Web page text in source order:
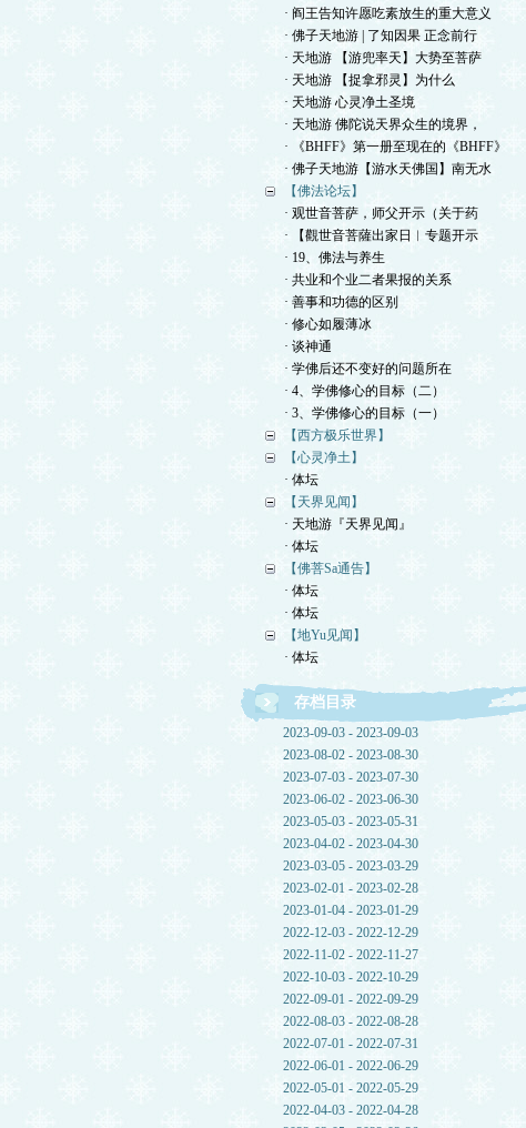
· 阎王告知许愿吃素放生的重大意义
· 佛子天地游 | 了知因果 正念前行
· 天地游 【游兜率天】大势至菩萨
· 天地游 【捉拿邪灵】为什么
· 天地游 心灵净土圣境
· 天地游 佛陀说天界众生的境界，
· 《BHFF》第一册至现在的《BHFF》
· 佛子天地游【游水天佛国】南无水
【佛法论坛】
· 观世音菩萨，师父开示（关于药
· 【觀世音菩薩出家日︱专题开示
· 19、佛法与养生
· 共业和个业二者果报的关系
· 善事和功德的区别
· 修心如履薄冰
· 谈神通
· 学佛后还不变好的问题所在
· 4、学佛修心的目标（二）
· 3、学佛修心的目标（一）
【西方极乐世界】
【心灵净土】
· 体坛
【天界见闻】
· 天地游『天界见闻』
· 体坛
【佛菩Sa通告】
· 体坛
· 体坛
【地Yu见闻】
· 体坛
存档目录
2023-09-03 - 2023-09-03
2023-08-02 - 2023-08-30
2023-07-03 - 2023-07-30
2023-06-02 - 2023-06-30
2023-05-03 - 2023-05-31
2023-04-02 - 2023-04-30
2023-03-05 - 2023-03-29
2023-02-01 - 2023-02-28
2023-01-04 - 2023-01-29
2022-12-03 - 2022-12-29
2022-11-02 - 2022-11-27
2022-10-03 - 2022-10-29
2022-09-01 - 2022-09-29
2022-08-03 - 2022-08-28
2022-07-01 - 2022-07-31
2022-06-01 - 2022-06-29
2022-05-01 - 2022-05-29
2022-04-03 - 2022-04-28